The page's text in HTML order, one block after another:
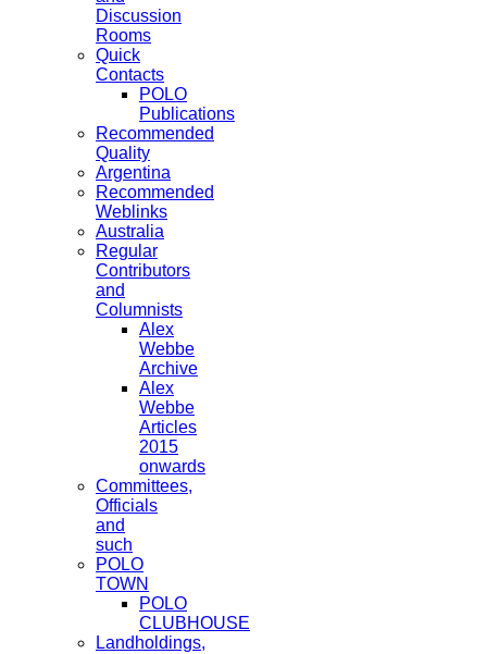
Discussion
Rooms
Quick
Contacts
POLO
Publications
Recommended
Quality
Argentina
Recommended
Weblinks
Australia
Regular
Contributors
and
Columnists
Alex
Webbe
Archive
Alex
Webbe
Articles
2015
onwards
Committees,
Officials
and
such
POLO
TOWN
POLO
CLUBHOUSE
Landholdings,